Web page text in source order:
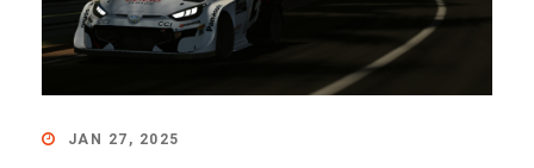
JAN 27, 2025